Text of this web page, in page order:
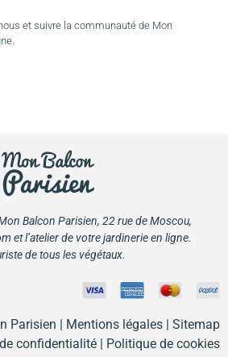
et suivre la communauté de Mon
Balcon Parisien, 22 rue de Moscou,
et l’atelier de votre jardinerie en ligne.
de tous les végétaux.
Parisien | Mentions légales | Sitemap
confidentialité | Politique de cookies